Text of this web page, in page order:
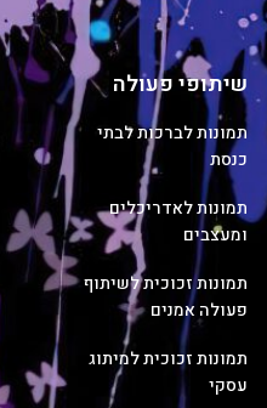
שיתופי פעולה
תמונות לברכות לבתי
כנסת
תמונות לאדריכלים
ומעצבים
תמונות זכוכית לשיתוף
פעולה אמנים
תמונות זכוכית למיתוג
עסקי